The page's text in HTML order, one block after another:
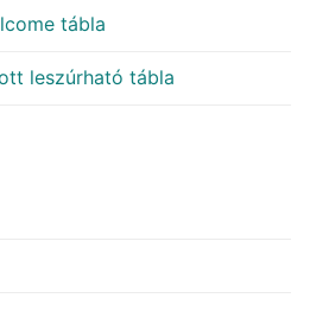
tábla
leszúrható tábla